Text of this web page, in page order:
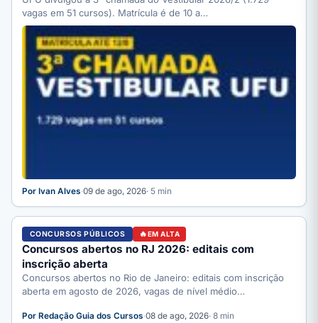
vagas em 51 cursos). Matrícula é de 10 a…
Por Ivan Alves·09 de ago, 2026· 5 min
CONCURSOS PÚBLICOS EM ALTA
Concursos abertos no RJ 2026: editais com
inscrição aberta
Concursos abertos no Rio de Janeiro: editais com inscrição
aberta em agosto de 2026, vagas de nível médio…
Por Redação Guia dos Cursos·08 de ago, 2026· 8 min